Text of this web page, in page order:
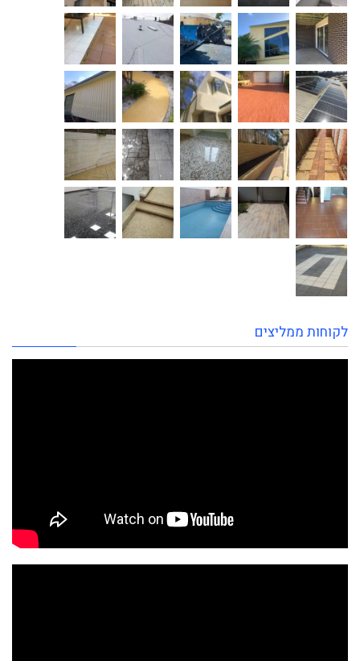
לקוחות ממליצים